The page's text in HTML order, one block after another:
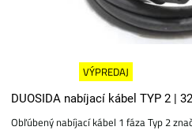
VÝPREDAJ
DUOSIDA nabíjací kábel TYP 2 |
Obľúbený nabíjací kábel 1 fáza Typ 2